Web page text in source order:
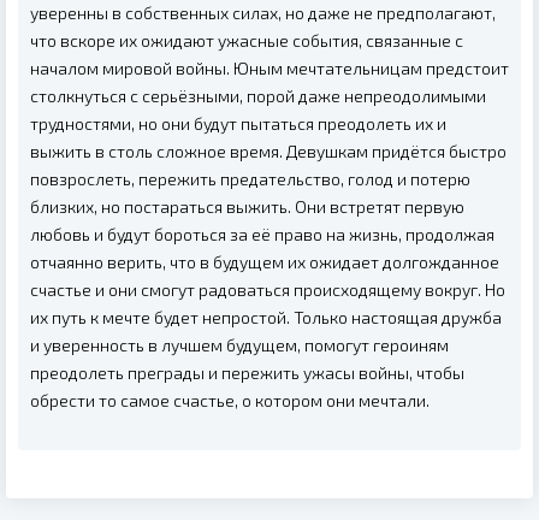
уверенны в собственных силах, но даже не предполагают,
что вскоре их ожидают ужасные события, связанные с
началом мировой войны. Юным мечтательницам предстоит
столкнуться с серьёзными, порой даже непреодолимыми
трудностями, но они будут пытаться преодолеть их и
выжить в столь сложное время. Девушкам придётся быстро
повзрослеть, пережить предательство, голод и потерю
близких, но постараться выжить. Они встретят первую
любовь и будут бороться за её право на жизнь, продолжая
отчаянно верить, что в будущем их ожидает долгожданное
счастье и они смогут радоваться происходящему вокруг. Но
их путь к мечте будет непростой. Только настоящая дружба
и уверенность в лучшем будущем, помогут героиням
преодолеть преграды и пережить ужасы войны, чтобы
обрести то самое счастье, о котором они мечтали.